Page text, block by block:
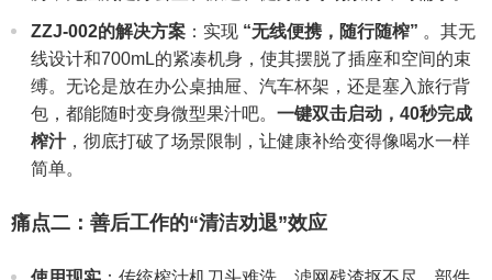
ZZJ-002的解决方案 ：实现 “无线便携，随行随榨” 。其无
线设计和700mL的紧凑机身，使其摆脱了插座和空间的束
缚。无论是放在办公桌抽屉、汽车杯架，还是塞入旅行背
包，都能随时变身微型果汁吧。 一键双击启动，40秒完成
榨汁，彻底打破了场景限制，让健康补给变得像喝水一样
简单。
痛点二：善后工作的“清洁劝退”效应